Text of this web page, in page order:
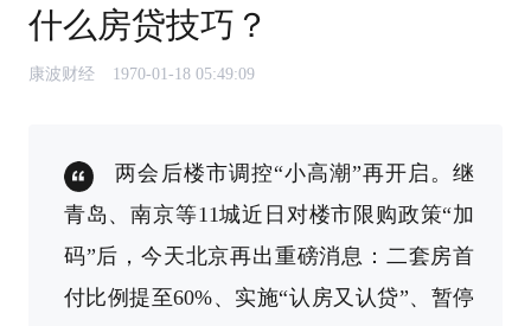
什么房贷技巧？
康波财经 1970-01-18 05:49:09
两会后楼市调控“小高潮”再开启。继
青岛、南京等11城近日对楼市限购政策“加
码”后，今天北京再出重磅消息：二套房首
付比例提至60%、实施“认房又认贷”、暂停